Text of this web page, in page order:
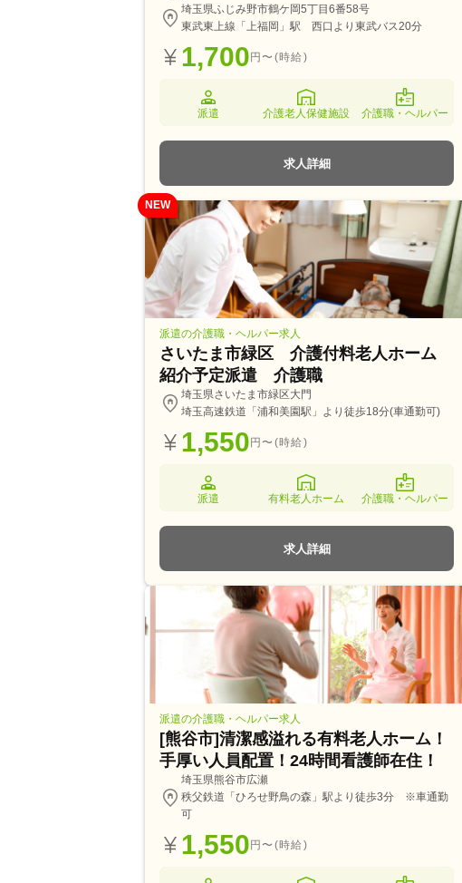
埼玉県ふじみ野市鶴ケ岡5丁目6番58号
東武東上線「上福岡」駅 西口より東武バス20分
1,700円〜(時給)
派遣 介護老人保健施設 介護職・ヘルパー
求人詳細
NEW
派遣の介護職・ヘルパー求人
さいたま市緑区 介護付料老人ホーム
紹介予定派遣 介護職
埼玉県さいたま市緑区大門
埼玉高速鉄道「浦和美園駅」より徒歩18分(車通勤可)
1,550円〜(時給)
派遣 有料老人ホーム 介護職・ヘルパー
求人詳細
派遣の介護職・ヘルパー求人
[熊谷市]清潔感溢れる有料老人ホーム！
手厚い人員配置！24時間看護師在住！
埼玉県熊谷市広瀬
秩父鉄道「ひろせ野鳥の森」駅より徒歩3分 ※車通勤
可
1,550円〜(時給)